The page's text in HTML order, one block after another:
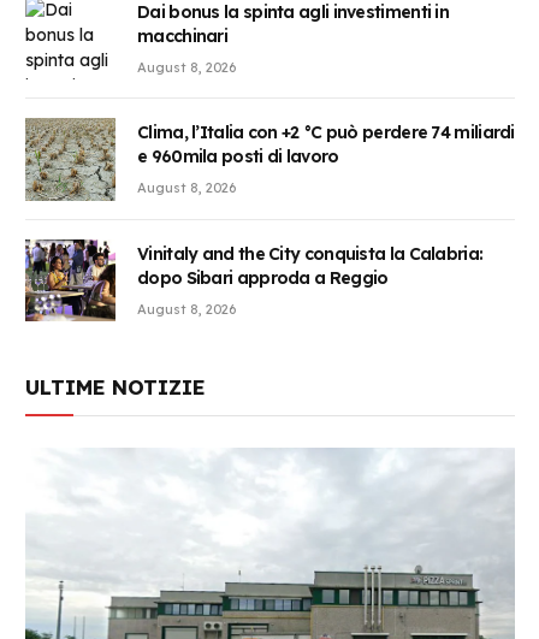
Dai bonus la spinta agli investimenti in
macchinari
August 8, 2026
Clima, l’Italia con +2 °C può perdere 74 miliardi
e 960mila posti di lavoro
August 8, 2026
Vinitaly and the City conquista la Calabria:
dopo Sibari approda a Reggio
August 8, 2026
ULTIME NOTIZIE